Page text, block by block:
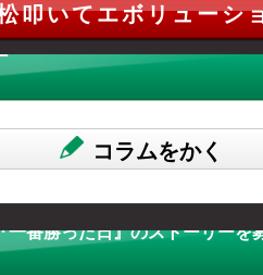
叩いてエボリューシ
コラムをかく
一番勝った日』のストーリーを